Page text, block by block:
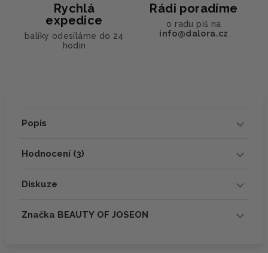
Rychlá
expedice
balíky odesíláme do 24
hodin
Rádi poradíme
o radu piš na
info@dalora.cz
Popis
Hodnocení (3)
Diskuze
Značka BEAUTY OF JOSEON